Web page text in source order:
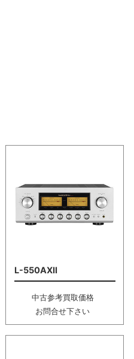
L-550AXII
中古参考買取価格
お問合せ下さい